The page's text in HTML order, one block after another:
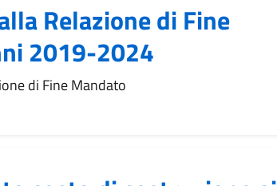
Relazione di Fine
2019-2024
di Fine Mandato